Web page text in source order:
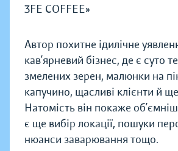
3FE COFFEE»
Автор похитне ідилічне
кав’ярневий бізнес, де є суто
змелених зерен, малюнки на
капучино, щасливі клієнти й
Натомість він покаже
є ще вибір локації, пошуки
нюанси заварювання тощо.